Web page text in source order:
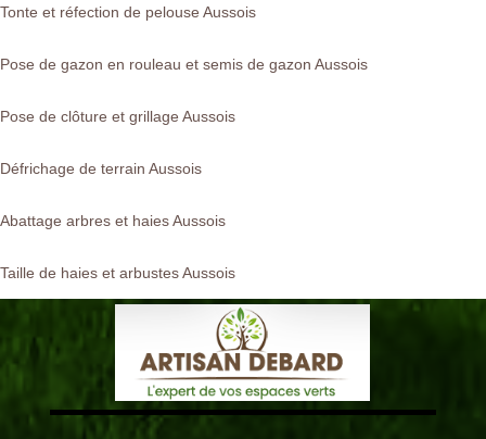
Tonte et réfection de pelouse Aussois
Pose de gazon en rouleau et semis de gazon Aussois
Pose de clôture et grillage Aussois
Défrichage de terrain Aussois
Abattage arbres et haies Aussois
Taille de haies et arbustes Aussois